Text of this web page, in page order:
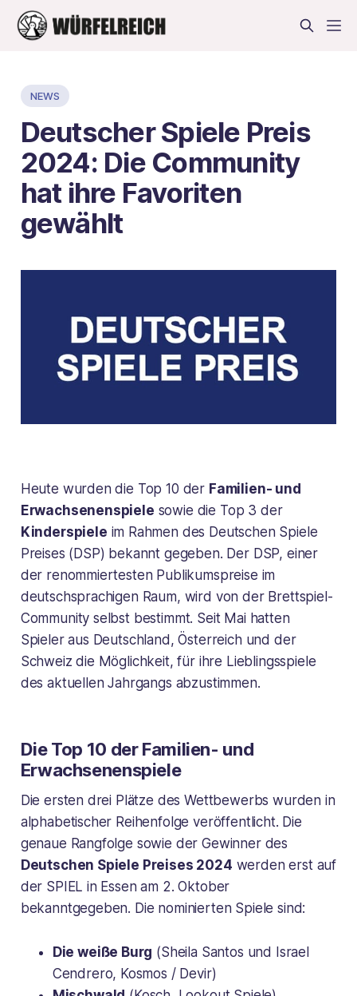
NEWS
Deutscher Spiele Preis
2024: Die Community
hat ihre Favoriten
gewählt
Heute wurden die Top 10 der Familien- und
Erwachsenenspiele sowie die Top 3 der
Kinderspiele im Rahmen des Deutschen Spiele
Preises (DSP) bekannt gegeben. Der DSP, einer
der renommiertesten Publikumspreise im
deutschsprachigen Raum, wird von der Brettspiel-
Community selbst bestimmt. Seit Mai hatten
Spieler aus Deutschland, Österreich und der
Schweiz die Möglichkeit, für ihre Lieblingsspiele
des aktuellen Jahrgangs abzustimmen.
Die Top 10 der Familien- und
Erwachsenenspiele
Die ersten drei Plätze des Wettbewerbs wurden in
alphabetischer Reihenfolge veröffentlicht. Die
genaue Rangfolge sowie der Gewinner des
Deutschen Spiele Preises 2024 werden erst auf
der SPIEL in Essen am 2. Oktober
bekanntgegeben. Die nominierten Spiele sind:
Die weiße Burg (Sheila Santos und Israel
Cendrero, Kosmos / Devir)